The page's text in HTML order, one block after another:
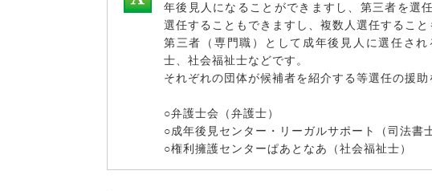
年後見人になることができますし、第三者を選
選任することもできますし、複数人選任すること
第三者（専門職）として成年後見人に選任さ
士、社会福祉士などです。
それぞれの団体が候補者を紹介する等選任の援助
○弁護士会（弁護士）
○成年後見センター・リーガルサポート（司法書士
○権利擁護センターぱあとなあ（社会福祉士）